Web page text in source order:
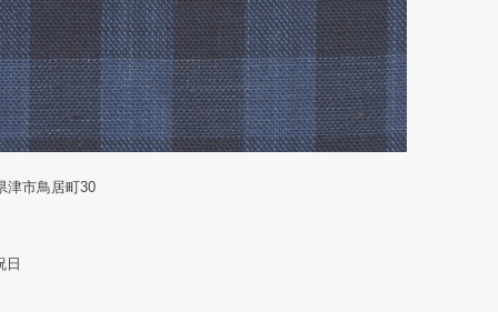
市鳥居町30
日